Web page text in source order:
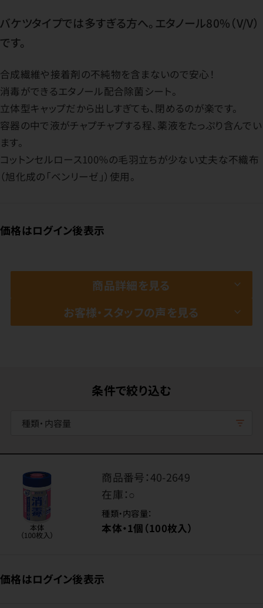
バケツタイプでは多すぎる方へ。エタノール80%（V/V）
です。
合成繊維や接着剤の不純物を含まないので安心！
消毒ができるエタノール配合除菌シート。
立体型キャップだから出しすぎても、閉めるのが楽です。
容器の中で液がチャプチャプする程、薬液をたっぷり含んでい
ます。
コットンセルロース100％の毛羽立ちが少ない丈夫な不織布
（旭化成の「ベンリーゼ」）使用。
価格はログイン後表示
商品詳細を見る
お客様・スタッフの声を見る
条件で絞り込む
種類・内容量
商品番号：40-2649
在庫：○
種類・内容量：
本体・1個（100枚入）
価格はログイン後表示